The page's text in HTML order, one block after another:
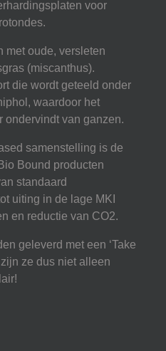
voor
met oude, versleten
(miscanthus).
die wordt geteeld onder
waardoor het
ondervindt van ganzen.
samenstelling is de
Bound producten
standaard
uiting in de lage MKI
en reductie van CO2.
geleverd met een ‘Take
ze dus niet alleen